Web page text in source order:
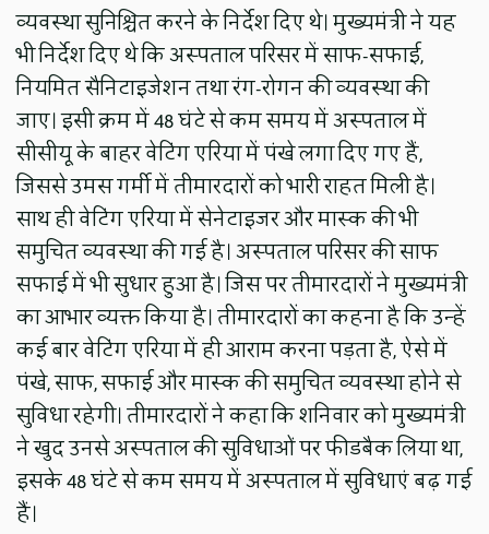
व्यवस्था सुनिश्चित करने के निर्देश दिए थे। मुख्यमंत्री ने यह
भी निर्देश दिए थे कि अस्पताल परिसर में साफ-सफाई,
नियमित सैनिटाइजेशन तथा रंग-रोगन की व्यवस्था की
जाए। इसी क्रम में 48 घंटे से कम समय में अस्पताल में
सीसीयू के बाहर वेटिंग एरिया में पंखे लगा दिए गए हैं,
जिससे उमस गर्मी में तीमारदारों को भारी राहत मिली है।
साथ ही वेटिंग एरिया में सेनेटाइजर और मास्क की भी
समुचित व्यवस्था की गई है। अस्पताल परिसर की साफ
सफाई में भी सुधार हुआ है। जिस पर तीमारदारों ने मुख्यमंत्री
का आभार व्यक्त किया है। तीमारदारों का कहना है कि उन्हें
कई बार वेटिंग एरिया में ही आराम करना पड़ता है, ऐसे में
पंखे, साफ, सफाई और मास्क की समुचित व्यवस्था होने से
सुविधा रहेगी। तीमारदारों ने कहा कि शनिवार को मुख्यमंत्री
ने खुद उनसे अस्पताल की सुविधाओं पर फीडबैक लिया था,
इसके 48 घंटे से कम समय में अस्पताल में सुविधाएं बढ़ गई
हैं।